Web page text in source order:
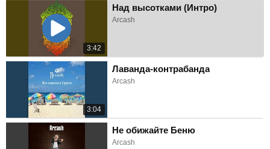
3:42
Над высотками (Интро)
Arcash
3:04
Лаванда-контрабанда
Arcash
Не обижайте Беню
Arcash